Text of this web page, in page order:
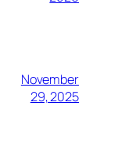
November
29, 2025